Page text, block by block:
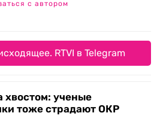
с автором
RTVI в Telegram
хвостом: ученые
тоже страдают ОКР